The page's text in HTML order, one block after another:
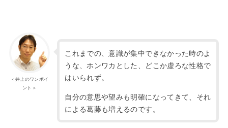
＜井上のワンポイ
ント＞
これまでの、意識が集中できなかった時のよ
うな、ホンワカとした、どこか虚ろな性格で
はいられず。
自分の意思や望みも明確になってきて、それ
による葛藤も増えるのです。